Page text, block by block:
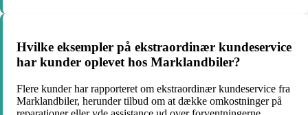
Hvilke eksempler på ekstraordinær kundeservice
har kunder oplevet hos Marklandbiler?
Flere kunder har rapporteret om ekstraordinær kundeservice fra
Marklandbiler, herunder tilbud om at dække omkostninger på